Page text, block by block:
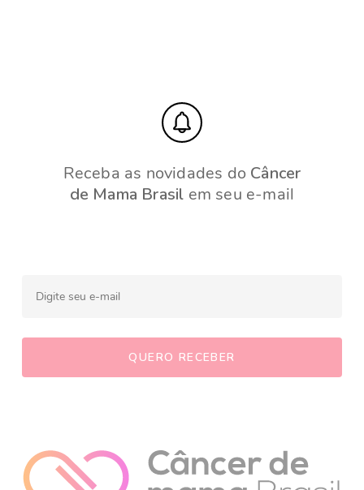
Receba as novidades do Câncer
de Mama Brasil em seu e-mail